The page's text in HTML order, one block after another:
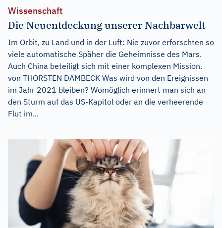
Wissenschaft
Die Neuentdeckung unserer Nachbarwelt
Im Orbit, zu Land und in der Luft: Nie zuvor erforschten so
viele automatische Späher die Geheimnisse des Mars.
Auch China beteiligt sich mit einer komplexen Mission.
von THORSTEN DAMBECK Was wird von den Ereignissen
im Jahr 2021 bleiben? Womöglich erinnert man sich an
den Sturm auf das US-Kapitol oder an die verheerende
Flut im...